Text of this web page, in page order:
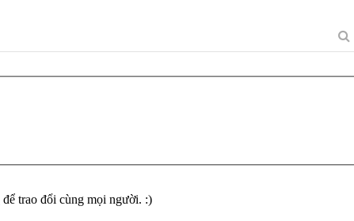
để trao đổi cùng mọi người. :)